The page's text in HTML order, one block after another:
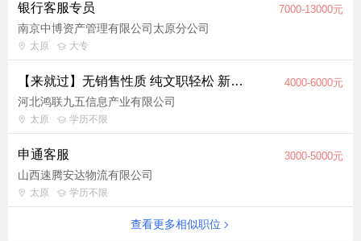
银行客服专员 7000-13000元
南京中博资产管理有限公司太原分公司
太原 大专
【来就过】无销售性质 纯文职轻松 新人补贴 4000-6000元
河北鸿联九五信息产业有限公司
太原 学历不限
申通客服 3000-5000元
山西速腾安达物流有限公司
太原 学历不限
查看更多相似职位